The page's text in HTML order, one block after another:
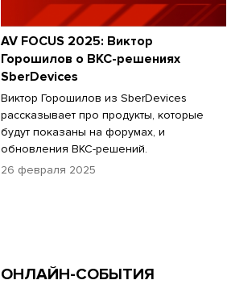
AV FOCUS 2025: Виктор
Горошилов о ВКС-решениях
SberDevices
Виктор Горошилов из SberDevices
рассказывает про продукты, которые
будут показаны на форумах, и
обновления ВКС-решений.
26 февраля 2025
ОНЛАЙН-СОБЫТИЯ